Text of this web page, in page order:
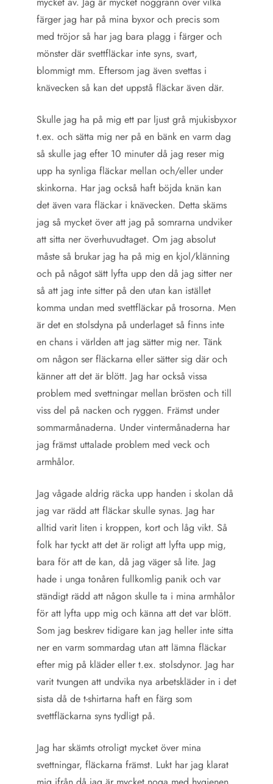
färger jag har på mina byxor och precis som
med tröjor så har jag bara plagg i färger och
mönster där svettfläckar inte syns, svart,
blommigt mm. Eftersom jag även svettas i
knävecken så kan det uppstå fläckar även där.
Skulle jag ha på mig ett par ljust grå mjukisbyxor
t.ex. och sätta mig ner på en bänk en varm dag
så skulle jag efter 10 minuter då jag reser mig
upp ha synliga fläckar mellan och/eller under
skinkorna. Har jag också haft böjda knän kan
det även vara fläckar i knävecken. Detta skäms
jag så mycket över att jag på somrarna undviker
att sitta ner överhuvudtaget. Om jag absolut
måste så brukar jag ha på mig en kjol/klänning
och på något sätt lyfta upp den då jag sitter ner
så att jag inte sitter på den utan kan istället
komma undan med svettfläckar på trosorna. Men
är det en stolsdyna på underlaget så finns inte
en chans i världen att jag sätter mig ner. Tänk
om någon ser fläckarna eller sätter sig där och
känner att det är blött. Jag har också vissa
problem med svettningar mellan brösten och till
viss del på nacken och ryggen. Främst under
sommarmånaderna. Under vintermånaderna har
jag främst uttalade problem med veck och
armhålor.
Jag vågade aldrig räcka upp handen i skolan då
jag var rädd att fläckar skulle synas. Jag har
alltid varit liten i kroppen, kort och låg vikt. Så
folk har tyckt att det är roligt att lyfta upp mig,
bara för att de kan, då jag väger så lite. Jag
hade i unga tonåren fullkomlig panik och var
ständigt rädd att någon skulle ta i mina armhålor
för att lyfta upp mig och känna att det var blött.
Som jag beskrev tidigare kan jag heller inte sitta
ner en varm sommardag utan att lämna fläckar
efter mig på kläder eller t.ex. stolsdynor. Jag har
varit tvungen att undvika nya arbetskläder in i det
sista då de t-shirtarna haft en färg som
svettfläckarna syns tydligt på.
Jag har skämts otroligt mycket över mina
svettningar, fläckarna främst. Lukt har jag klarat